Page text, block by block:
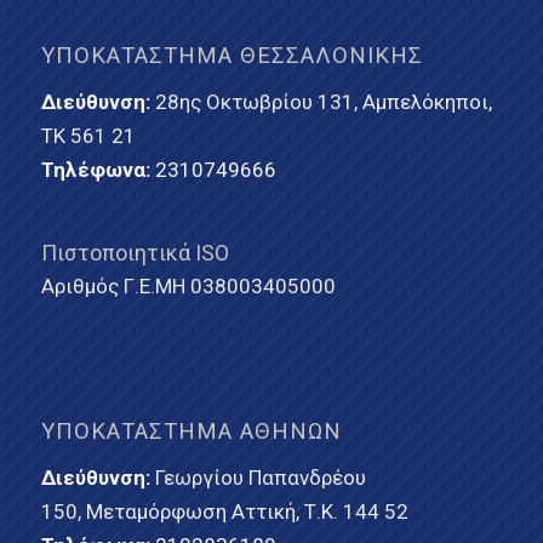
ΥΠΟΚΑΤΆΣΤΗΜΑ ΘΕΣΣΑΛΟΝΊΚΗΣ
Διεύθυνση:28ης Οκτωβρίου 131, Αμπελόκηποι,
ΤΚ 561 21
Τηλέφωνα: 2310749666
Πιστοποιητικά ISO
Αριθμός Γ.Ε.ΜΗ 038003405000
ΥΠΟΚΑΤΆΣΤΗΜΑ ΑΘΗΝΏΝ
Διεύθυνση:Γεωργίου Παπανδρέου
150, Μεταμόρφωση Αττική, Τ.Κ. 144 52